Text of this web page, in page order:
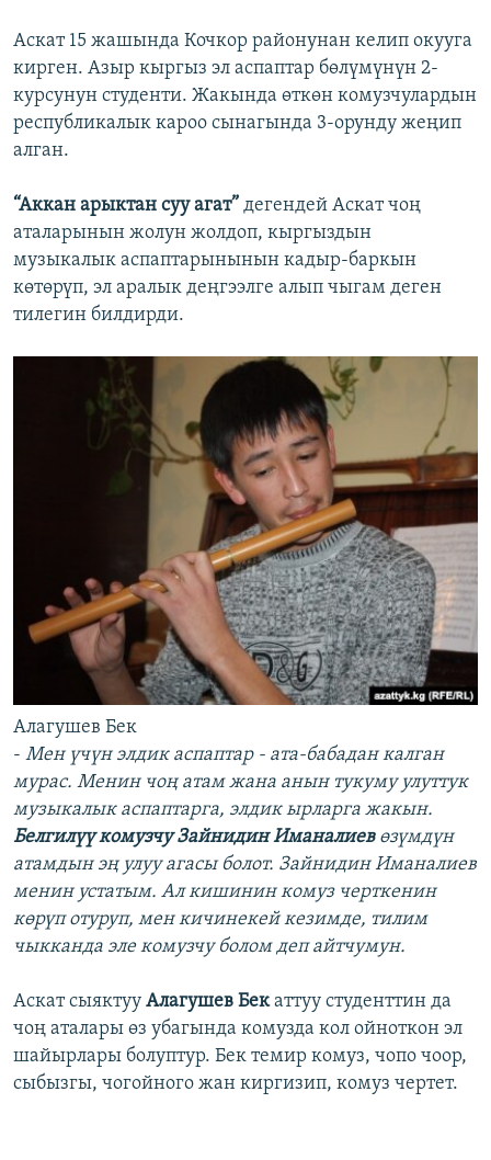
Аскат 15 жашында Кочкор районунан келип окууга
кирген. Азыр кыргыз эл аспаптар бөлүмүнүн 2-
курсунун студенти. Жакында өткөн комузчулардын
республикалык кароо сынагында 3-орунду жеңип
алган.
“Аккан арыктан суу агат” дегендей Аскат чоң
аталарынын жолун жолдоп, кыргыздын
музыкалык аспаптарынынын кадыр-баркын
көтөрүп, эл аралык деңгээлге алып чыгам деген
тилегин билдирди.
Алагушев Бек
- Мен үчүн элдик аспаптар - ата-бабадан калган
мурас. Менин чоң атам жана анын тукуму улуттук
музыкалык аспаптарга, элдик ырларга жакын.
Белгилүү комузчу Зайнидин Иманалиев өзүмдүн
атамдын эң улуу агасы болот. Зайнидин Иманалиев
менин устатым. Ал кишинин комуз черткенин
көрүп отуруп, мен кичинекей кезимде, тилим
чыкканда эле комузчу болом деп айтчумун.
Аскат сыяктуу Алагушев Бекаттуу студенттин да
чоң аталары өз убагында комузда кол ойноткон эл
шайырлары болуптур. Бек темир комуз, чопо чоор,
сыбызгы, чогойного жан киргизип, комуз чертет.